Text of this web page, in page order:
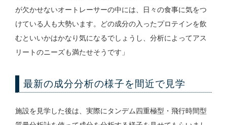
が欠かせないオートレーサーの中には、日々の食事に気をつ
けている人も大勢います。どの成分の入ったプロテインを飲
むといいかはかなり気になるでしょうし、分析によってアス
リートのニーズも満たせそうです」
最新の成分分析の様子を間近で見学
施設を見学した後は、実際にタンデム四重極型・飛行時間型